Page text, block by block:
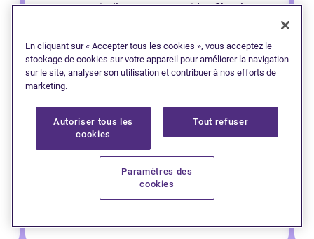
croyez-moi, elle saura vous aider. C’est la
respirer un peu mieux maintenant que je
sais que je peux bâtir mon avenir de la
bonne manière. Merci Cheryl !
En cliquant sur « Accepter tous les cookies », vous acceptez le
stockage de cookies sur votre appareil pour améliorer la navigation
sur le site, analyser son utilisation et contribuer à nos efforts de
marketing.
Autoriser tous les
cookies
Tout refuser
Paramètres des
cookies